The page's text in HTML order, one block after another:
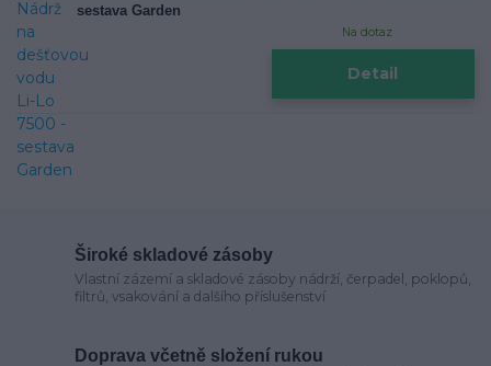
sestava Garden
Na dotaz
Detail
Široké skladové zásoby
Vlastní zázemí a skladové zásoby nádrží, čerpadel, poklopů,
filtrů, vsakování a dalšího příslušenství
Doprava včetně složení rukou